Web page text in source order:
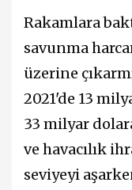
Rakamlara
savunma
üzerine
2021'de 13
33 milyar
ve havacılık
seviyeyi